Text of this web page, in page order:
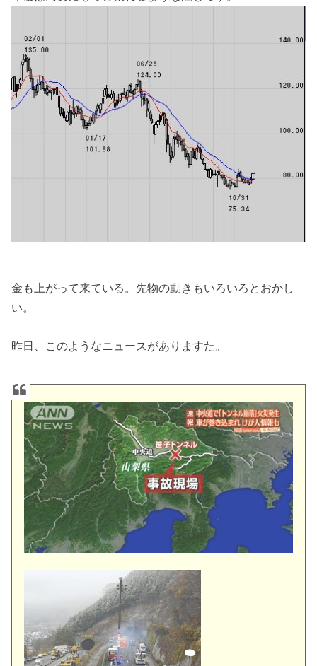
金も上がって来ている。先物の動きもいろいろとおかし
い。
昨日、このようなニュースがありますた。